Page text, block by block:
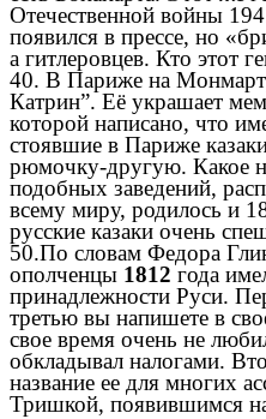
Отечественной войны
появился в прессе, но
а гитлеровцев. Кто этот
40. В Париже на
Катрин”. Её украшает
которой написано, что
стоявшие в Париже
рюмочку-другую. Какое
подобных заведений,
всему миру, родилось и
русские казаки очень
50.По словам Федора
ополченцы 1812 года
принадлежности Руси.
третью вы напишете в
свое время очень не
обкладывал налогами.
название ее для многих
Тришкой, появившимся